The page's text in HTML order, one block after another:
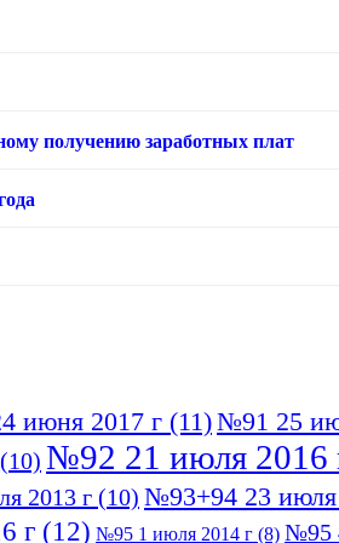
получению заработных плат
июня 2017 г (11)№91 25
(10) №92 21 июля 2016
2013 г (10) №93+94 23 июля
г (12) №95 1 июля 2014 г (8) №95